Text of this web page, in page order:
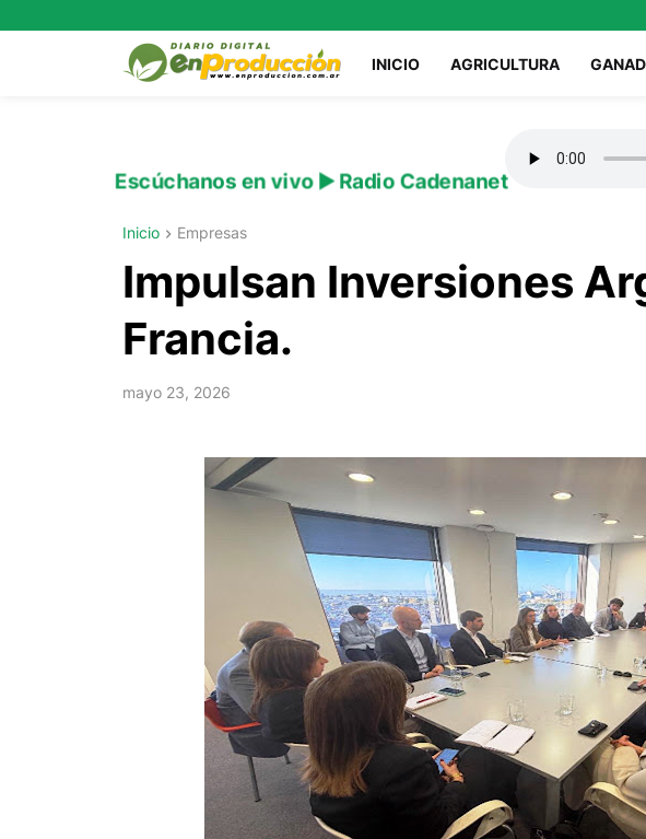
INICIO AGRICULTURA
Escúchanos en vivo ▶️ Radio Cadenanet
Inicio Empresas
Impulsan Inversiones
Francia.
mayo 23, 2026